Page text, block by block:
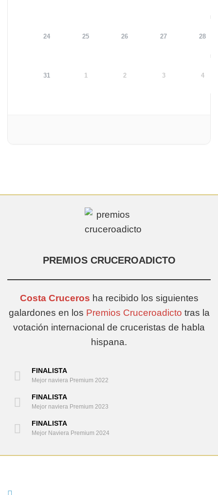
24 25 26 27 28
31 1 2 3 4
PREMIOS CRUCEROADICTO
Costa Cruceros ha recibido los siguientes
galardones en los Premios Cruceroadicto tras la
votación internacional de cruceristas de habla
hispana.
FINALISTA
Mejor naviera Premium 2022
FINALISTA
Mejor naviera Premium 2023
FINALISTA
Mejor Naviera Premium 2024